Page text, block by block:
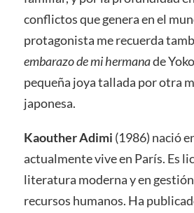
conflictos que genera en el
protagonista me recuerda
embarazo de mi hermanade
pequeña joya tallada por otra
japonesa.
Kaouther Adimi (1986) nació
actualmente vive en París. Es
literatura moderna y en
recursos humanos. Ha